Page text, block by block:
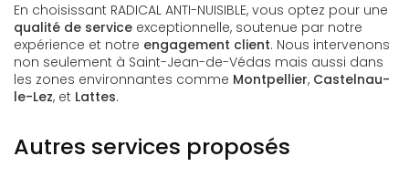
En choisissant RADICAL ANTI-NUISIBLE, vous optez pour une
qualité de service exceptionnelle, soutenue par notre
expérience et notre engagement client. Nous intervenons
non seulement à Saint-Jean-de-Védas mais aussi dans
les zones environnantes comme Montpellier, Castelnau-
le-Lez, et Lattes.
Autres services proposés